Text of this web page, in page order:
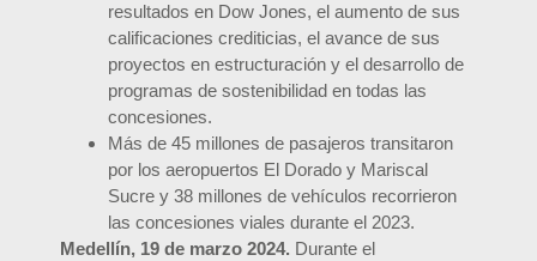
resultados en Dow Jones, el aumento de sus
calificaciones crediticias, el avance de sus
proyectos en estructuración y el desarrollo de
programas de sostenibilidad en todas las
concesiones.
Más de 45 millones de pasajeros transitaron
por los aeropuertos El Dorado y Mariscal
Sucre y 38 millones de vehículos recorrieron
las concesiones viales durante el 2023.
Medellín, 19 de marzo 2024. Durante el